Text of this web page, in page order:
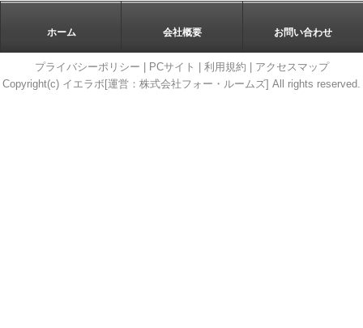
ホーム 会社概要 お問い合わせ
プライバシーポリシー PCサイト 利用規約
アクセスマップ
Copyright(c) イエラボ[運営：株式会社フォー・ルームズ] All rights reserved.